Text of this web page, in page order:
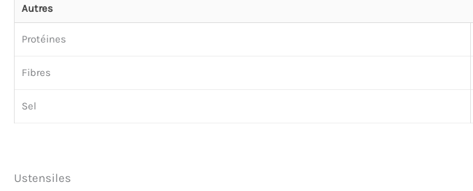
Autres
Protéines
Fibres
Sel
Ustensiles